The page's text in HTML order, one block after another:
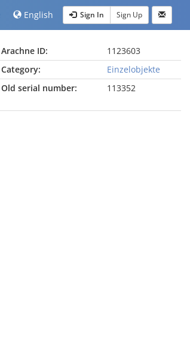
English Sign In Sign Up
Arachne ID:
1123603
Category:
Einzelobjekte
Old serial number:
113352